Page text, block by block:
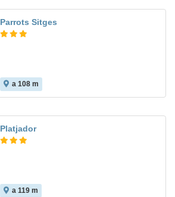
Parrots Sitges
a 108 m
Platjador
a 119 m